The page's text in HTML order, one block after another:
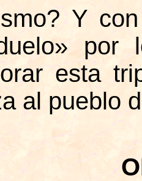
Y
por
esta
al pueblo